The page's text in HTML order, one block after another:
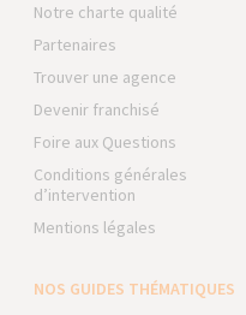
Notre charte qualité
Partenaires
Trouver une agence
Devenir franchisé
Foire aux Questions
Conditions générales
d’intervention
Mentions légales
NOS GUIDES THÉMATIQUES